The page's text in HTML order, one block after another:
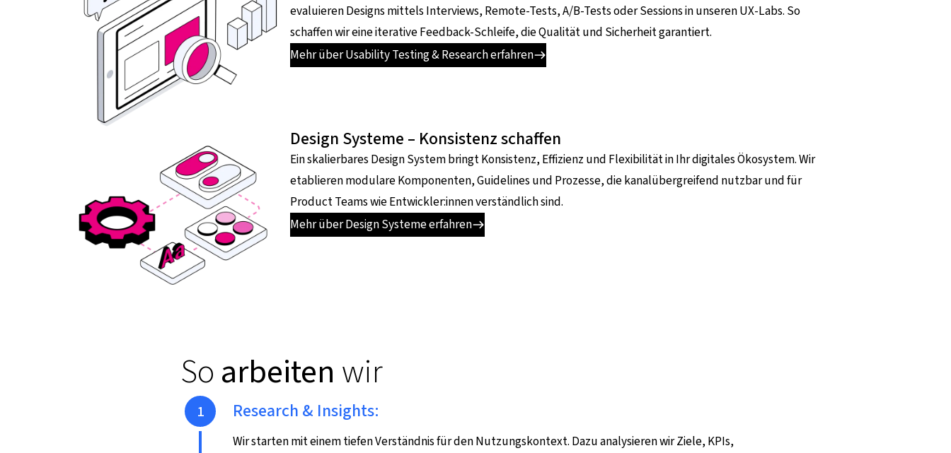
evaluieren Designs mittels Interviews, Remote-Tests, A/B-Tests oder Sessions in unseren UX-Labs. So
schaffen wir eine iterative Feedback-Schleife, die Qualität und Sicherheit garantiert.
Mehr über Usability Testing & Research erfahren
Design Systeme – Konsistenz schaffen
Ein skalierbares Design System bringt Konsistenz, Effizienz und Flexibilität in Ihr digitales Ökosystem. Wir
etablieren modulare Komponenten, Guidelines und Prozesse, die kanalübergreifend nutzbar und für
Product Teams wie Entwickler:innen verständlich sind.
Mehr über Design Systeme erfahren
So arbeiten wir
Schritt 1
Research & Insights:
Wir starten mit einem tiefen Verständnis für den Nutzungskontext. Dazu analysieren wir Ziele, KPIs,